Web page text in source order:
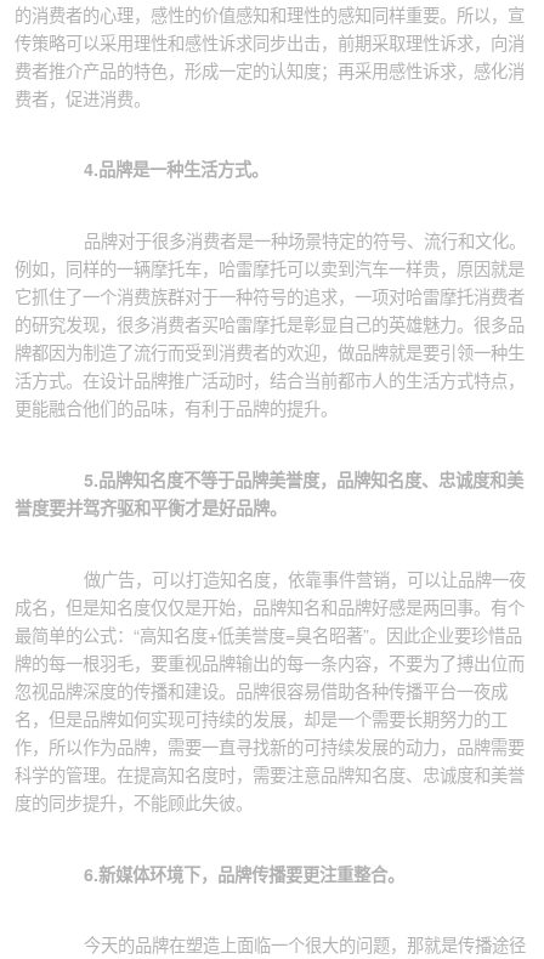
的消费者的心理，感性的价值感知和理性的感知同样重要。所以，宣
传策略可以采用理性和感性诉求同步出击，前期采取理性诉求，向消
费者推介产品的特色，形成一定的认知度；再采用感性诉求，感化消
费者，促进消费。
4.品牌是一种生活方式。
品牌对于很多消费者是一种场景特定的符号、流行和文化。
例如，同样的一辆摩托车，哈雷摩托可以卖到汽车一样贵，原因就是
它抓住了一个消费族群对于一种符号的追求，一项对哈雷摩托消费者
的研究发现，很多消费者买哈雷摩托是彰显自己的英雄魅力。很多品
牌都因为制造了流行而受到消费者的欢迎，做品牌就是要引领一种生
活方式。在设计品牌推广活动时，结合当前都市人的生活方式特点，
更能融合他们的品味，有利于品牌的提升。
5.品牌知名度不等于品牌美誉度，品牌知名度、忠诚度和美
誉度要并驾齐驱和平衡才是好品牌。
做广告，可以打造知名度，依靠事件营销，可以让品牌一夜
成名，但是知名度仅仅是开始，品牌知名和品牌好感是两回事。有个
最简单的公式：“高知名度+低美誉度=臭名昭著”。因此企业要珍惜品
牌的每一根羽毛，要重视品牌输出的每一条内容，不要为了搏出位而
忽视品牌深度的传播和建设。品牌很容易借助各种传播平台一夜成
名，但是品牌如何实现可持续的发展，却是一个需要长期努力的工
作，所以作为品牌，需要一直寻找新的可持续发展的动力，品牌需要
科学的管理。在提高知名度时，需要注意品牌知名度、忠诚度和美誉
度的同步提升，不能顾此失彼。
6.新媒体环境下，品牌传播要更注重整合。
今天的品牌在塑造上面临一个很大的问题，那就是传播途径